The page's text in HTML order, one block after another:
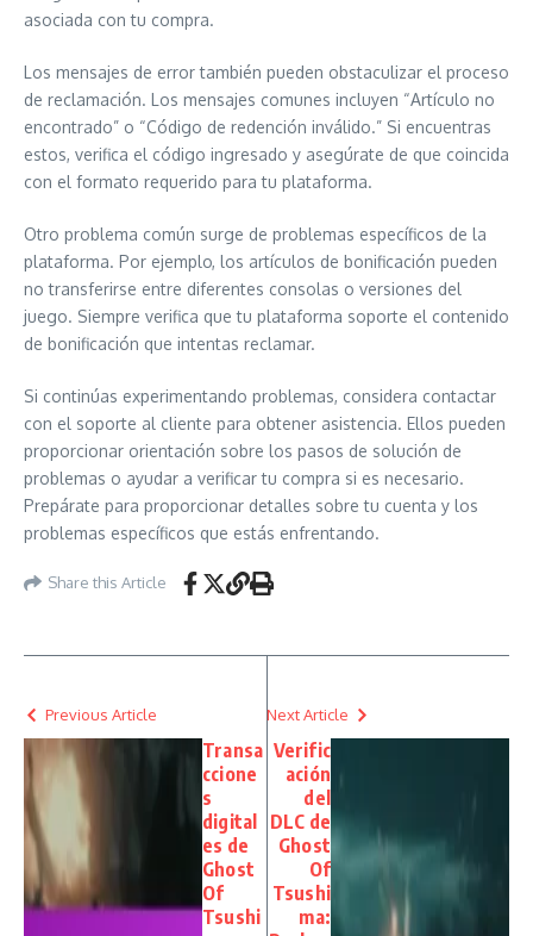
asociada con tu compra.
Los mensajes de error también pueden obstaculizar el proceso
de reclamación. Los mensajes comunes incluyen “Artículo no
encontrado” o “Código de redención inválido.” Si encuentras
estos, verifica el código ingresado y asegúrate de que coincida
con el formato requerido para tu plataforma.
Otro problema común surge de problemas específicos de la
plataforma. Por ejemplo, los artículos de bonificación pueden
no transferirse entre diferentes consolas o versiones del
juego. Siempre verifica que tu plataforma soporte el contenido
de bonificación que intentas reclamar.
Si continúas experimentando problemas, considera contactar
con el soporte al cliente para obtener asistencia. Ellos pueden
proporcionar orientación sobre los pasos de solución de
problemas o ayudar a verificar tu compra si es necesario.
Prepárate para proporcionar detalles sobre tu cuenta y los
problemas específicos que estás enfrentando.
Share this Article
Previous Article
Transa
ccione
s
digital
es de
Ghost
Of
Tsushi
Next Article
Verific
ación
del
DLC de
Ghost
Of
Tsushi
ma: